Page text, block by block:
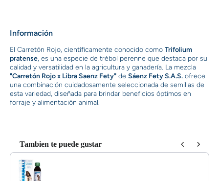
Información
El Carretón Rojo, científicamente conocido como Trifolium
pratense, es una especie de trébol perenne que destaca por su
calidad y versatilidad en la agricultura y ganadería. La mezcla
"Carretón Rojo x Libra Saenz Fety" de Sáenz Fety S.A.S. ofrece
una combinación cuidadosamente seleccionada de semillas de
esta variedad, diseñada para brindar beneficios óptimos en
forraje y alimentación animal.
Tambien te puede gustar
Use the Previous and Next buttons to navigate through product